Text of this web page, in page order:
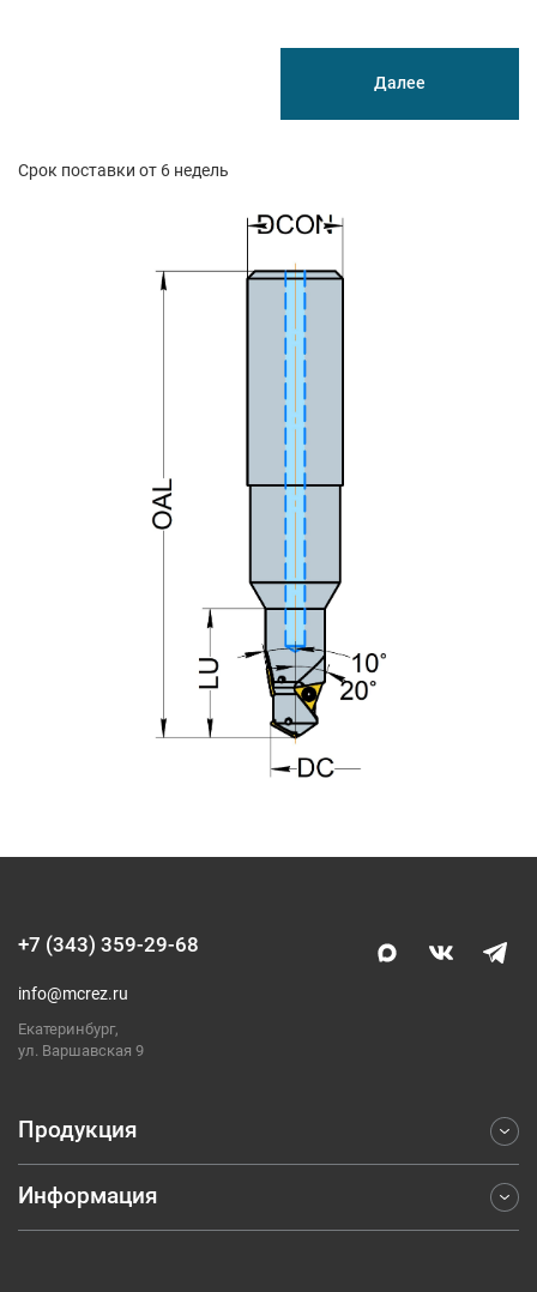
Срок поставки от 6 недель
Далее
Продукция
Фрезерование
Точение
Информация
+7 (343) 359-29-68
info@mcrez.ru
Екатеринбург,
ул. Варшавская 9